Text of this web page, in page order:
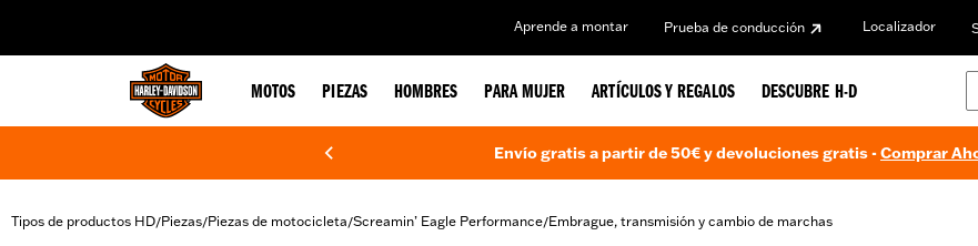
Aprende a montar Prueba de conducción Localizador
MOTOS PIEZAS HOMBRES PARA MUJER ARTÍCULOS Y REGALOS DESCUBRE H-D
Envío gratis a partir de 50€ y devoluciones gratis -Comprar
Tipos de productos HD/Piezas/Piezas de motocicleta/Screamin’ Eagle Performance/Embrague, transmisión y cambio de marchas